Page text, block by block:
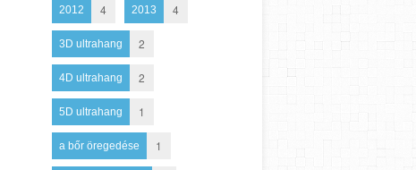
2012 4 2013 4
3D ultrahang 2
4D ultrahang 2
5D ultrahang 1
a bőr öregedése 1